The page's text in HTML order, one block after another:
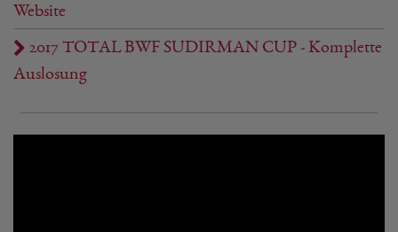
Website
2017 TOTAL BWF SUDIRMAN CUP - Komplette
Auslosung